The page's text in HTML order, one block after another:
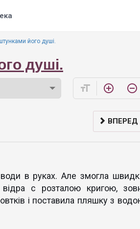
його душі.
душі.
format_size add_circle_outline remove_circle_outline
ВПЕРЕД
в руках. Але змогла
с розталою кригою,
і поставила пляшку з